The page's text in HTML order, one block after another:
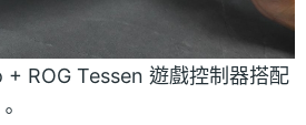
ROG Tessen 遊戲控制器搭配